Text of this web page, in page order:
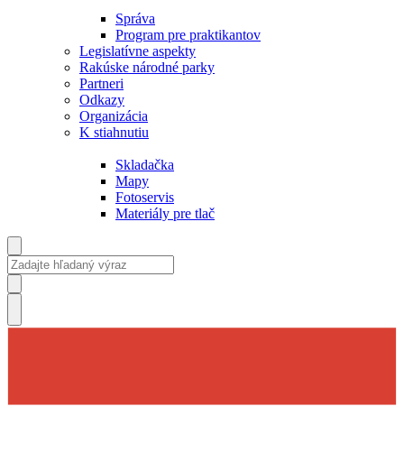
Správa
Program pre praktikantov
Legislatívne aspekty
Rakúske národné parky
Partneri
Odkazy
Organizácia
K stiahnutiu
Skladačka
Mapy
Fotoservis
Materiály pre tlač